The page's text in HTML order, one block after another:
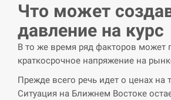
СЕРПЕНЬ
11:40
У зоопарку Токіо через спеку
левиці
СЕРПЕНЬ
Что может
давление на курс
В то же время ряд факторов может
краткосрочное напряжение на
Прежде всего речь идет о ценах на
Ситуация на Ближнем Востоке